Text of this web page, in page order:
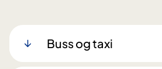
Buss og taxi